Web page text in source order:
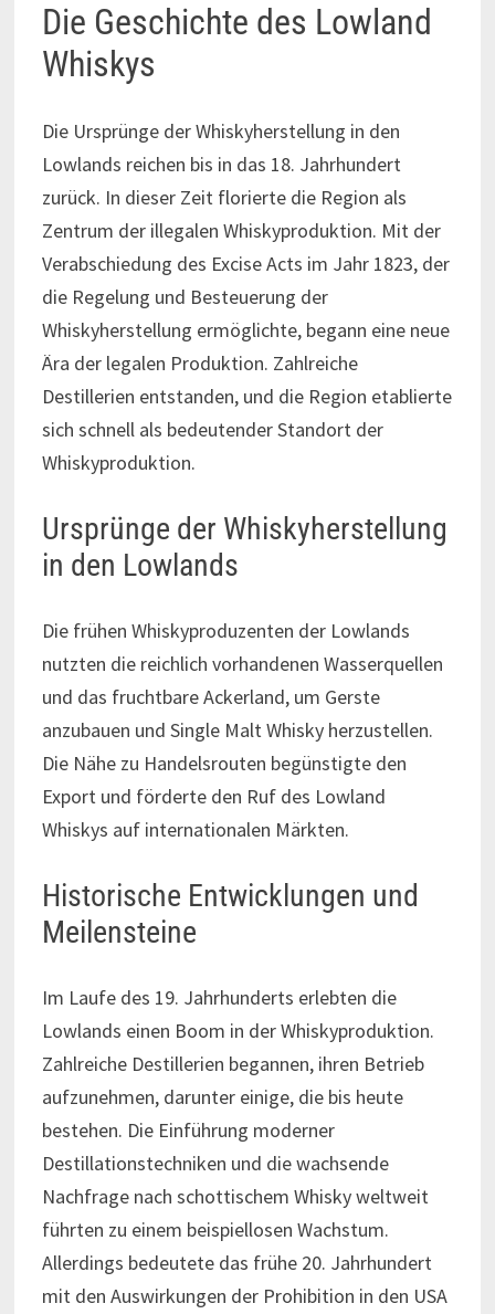
Die Geschichte des Lowland
Whiskys
Die Ursprünge der Whiskyherstellung in den
Lowlands reichen bis in das 18. Jahrhundert
zurück. In dieser Zeit florierte die Region als
Zentrum der illegalen Whiskyproduktion. Mit der
Verabschiedung des Excise Acts im Jahr 1823, der
die Regelung und Besteuerung der
Whiskyherstellung ermöglichte, begann eine neue
Ära der legalen Produktion. Zahlreiche
Destillerien entstanden, und die Region etablierte
sich schnell als bedeutender Standort der
Whiskyproduktion.
Ursprünge der Whiskyherstellung
in den Lowlands
Die frühen Whiskyproduzenten der Lowlands
nutzten die reichlich vorhandenen Wasserquellen
und das fruchtbare Ackerland, um Gerste
anzubauen und Single Malt Whisky herzustellen.
Die Nähe zu Handelsrouten begünstigte den
Export und förderte den Ruf des Lowland
Whiskys auf internationalen Märkten.
Historische Entwicklungen und
Meilensteine
Im Laufe des 19. Jahrhunderts erlebten die
Lowlands einen Boom in der Whiskyproduktion.
Zahlreiche Destillerien begannen, ihren Betrieb
aufzunehmen, darunter einige, die bis heute
bestehen. Die Einführung moderner
Destillationstechniken und die wachsende
Nachfrage nach schottischem Whisky weltweit
führten zu einem beispiellosen Wachstum.
Allerdings bedeutete das frühe 20. Jahrhundert
mit den Auswirkungen der Prohibition in den USA